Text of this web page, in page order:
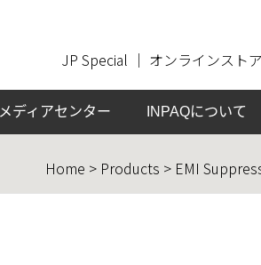
JP Special ｜ オンラインストア
メディアセンター INPAQについて
Home > Products > EMI